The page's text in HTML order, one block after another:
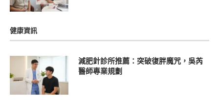
健康資訊
減肥針診所推薦：突破復胖魔咒，吳芮
醫師專業規劃